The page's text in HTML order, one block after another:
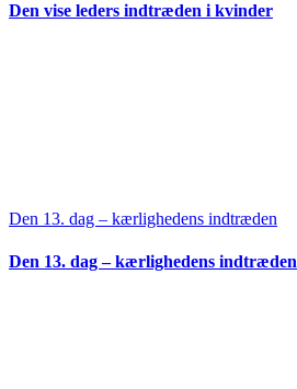
Den vise leders indtræden i kvinder
Den 13. dag – kærlighedens indtræden
Den 13. dag – kærlighedens indtræden